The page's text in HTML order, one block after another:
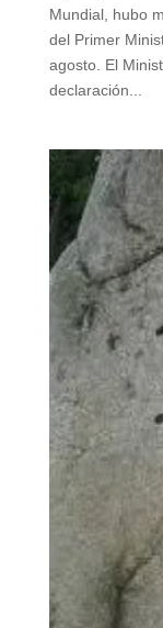
Mundial, hubo
del Primer
agosto. El
declaración...